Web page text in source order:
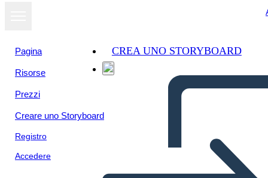
Pagina
Risorse
Prezzi
Creare uno Storyboard
Registro
Accedere
CREA UNO STORYBOARD